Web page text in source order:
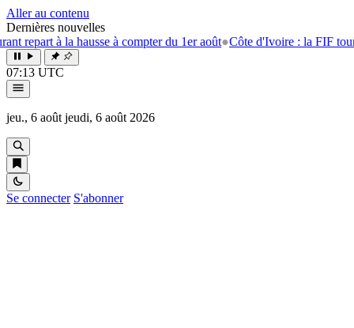
Aller au contenu
Dernières nouvelles
la hausse à compter du 1er août●Côte d'Ivoire : la FIF tourne la page
07:13 UTC
jeu., 6 août jeudi, 6 août 2026
Se connecter S'abonner